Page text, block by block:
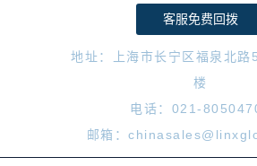
地址：上海市长宁区福泉北
楼
电话：021-
邮箱：